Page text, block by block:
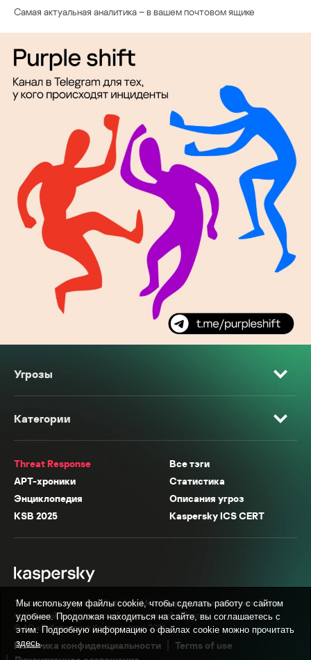
Самая актуальная аналитика – в вашем почтовом ящике
Угрозы
Категории
Threat Response
Все тэги
APT-хроники
Статистика
Энциклопедия
Описания угроз
KSB 2025
Kaspersky ICS CERT
* Facebook, Instagram, WhatsApp, Meta AI принадлежат компании Meta,
признанной экстремистской организацией в России.
© АО «Лаборатория Касперского», 2026.
Политика конфиденциальности
Terms of use
Мы используем файлы cookie, чтобы сделать работу с сайтом
удобнее. Продолжая находиться на сайте, вы соглашаетесь с
этим. Подробную информацию о файлах cookie можно прочитать
здесь.